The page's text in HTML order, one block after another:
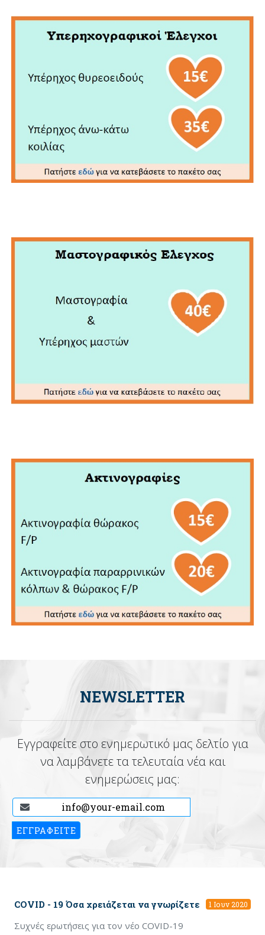
NEWSLETTER
Εγγραφείτε στο ενημερωτικό μας δελτίο για
να λαμβάνετε τα τελευταία νέα και
ενημερώσεις μας:
COVID - 19 Όσα χρειάζεται να γνωρίζετε 1 Ιουν 2020
Συχνές ερωτήσεις για τον νέο COVID-19